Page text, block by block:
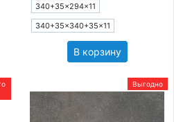
340+35×294×11
340+35×340+35×11
В корзину
Выгодно